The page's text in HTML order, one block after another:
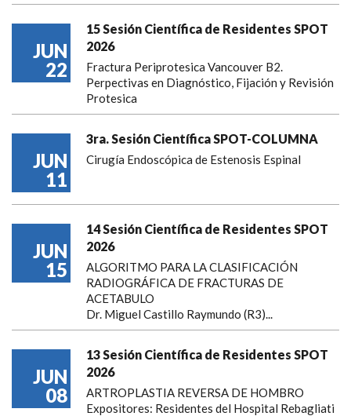
JUN
22
15 Sesión Científica de Residentes SPOT
2026
Fractura Periprotesica Vancouver B2.
Perpectivas en Diagnóstico, Fijación y Revisión
Protesica
JUN
11
3ra. Sesión Científica SPOT-COLUMNA
Cirugía Endoscópica de Estenosis Espinal
JUN
15
14 Sesión Científica de Residentes SPOT
2026
ALGORITMO PARA LA CLASIFICACIÓN
RADIOGRÁFICA DE FRACTURAS DE
ACETABULO
Dr. Miguel Castillo Raymundo (R3)...
JUN
08
13 Sesión Científica de Residentes SPOT
2026
ARTROPLASTIA REVERSA DE HOMBRO
Expositores: Residentes del Hospital Rebagliati